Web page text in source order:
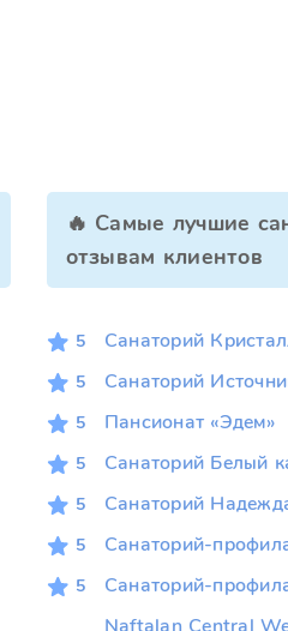
🔥 Самые лучшие
отзывам клиентов
5 Санаторий
5 Санаторий
5 Пансионат «Эдем»
5 Санаторий Белый
5 Санаторий
5 Санаторий-
5 Санаторий-